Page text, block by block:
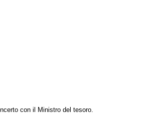
con il Ministro del tesoro.